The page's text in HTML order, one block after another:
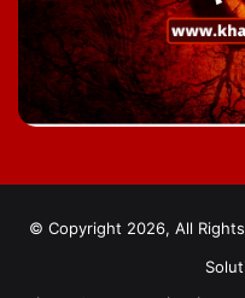
© Copyright 2026, All